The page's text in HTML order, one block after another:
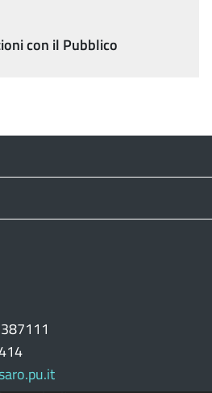
con il Pubblico